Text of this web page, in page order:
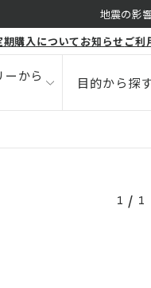
地震の影
期購入についてお知らせ ご利
ーから
目的から探
ニキビ
1 / 1